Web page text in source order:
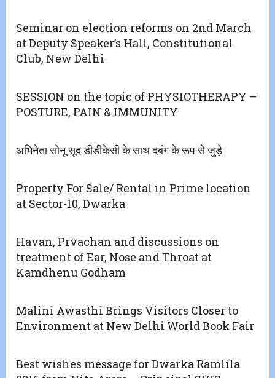
Seminar on election reforms on 2nd March
at Deputy Speaker’s Hall, Constitutional
Club, New Delhi
SESSION on the topic of PHYSIOTHERAPY –
POSTURE, PAIN & IMMUNITY
अभिनेता सोनू सूद डीडीकेसी के साथ दबंग के रूप से जुड़े
Property For Sale/ Rental in Prime location
at Sector-10, Dwarka
Havan, Prvachan and discussions on
treatment of Ear, Nose and Throat at
Kamdhenu Godham
Malini Awasthi Brings Visitors Closer to
Environment at New Delhi World Book Fair
Best wishes message for Dwarka Ramlila